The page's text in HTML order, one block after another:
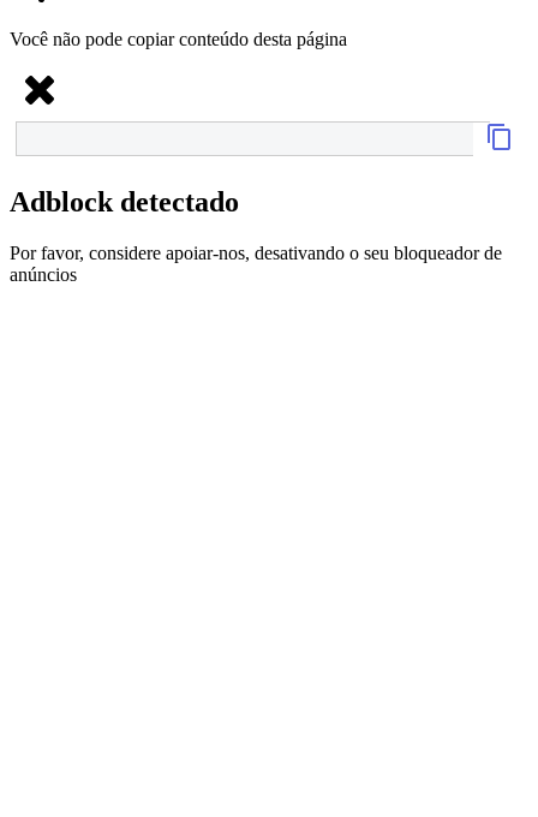
Você não pode copiar conteúdo desta página
Adblock detectado
Por favor, considere apoiar-nos, desativando o seu bloqueador de
anúncios